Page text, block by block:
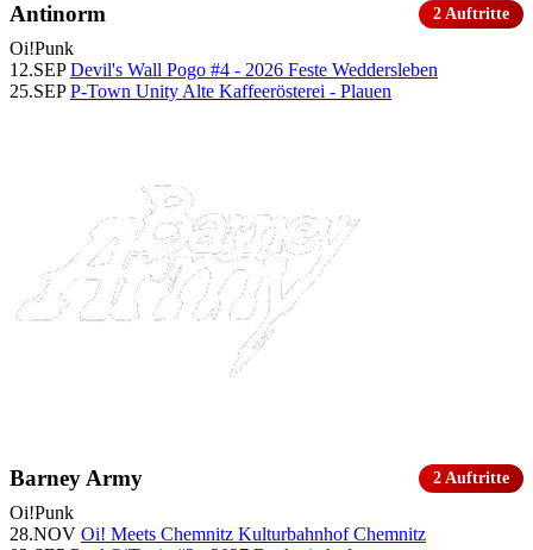
Antinorm 2 Auftritte
Oi!Punk
12.SEP Devil's Wall Pogo #4 - 2026 Feste Weddersleben
25.SEP P-Town Unity Alte Kaffeerösterei - Plauen
Barney Army 2 Auftritte
Oi!Punk
28.NOV Oi! Meets Chemnitz Kulturbahnhof Chemnitz